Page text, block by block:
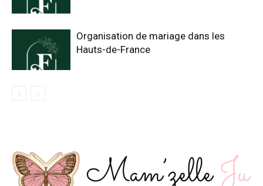
Organisation de mariage dans les
Hauts-de-France